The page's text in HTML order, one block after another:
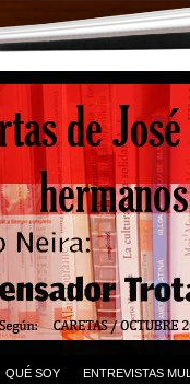
QUÉ SOY ENTREVISTAS